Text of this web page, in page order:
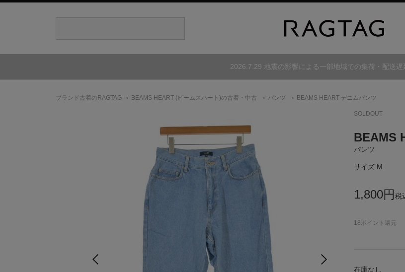
2026.7.29 地震の影響による一部地域での集荷・配送遅
ブランド古着のRAGTAG BEAMS HEART (ビームスハート)の古着・中古 パンツ BEAMS HEART デニムパンツ
SOLDOUT
BEAMS
パンツ
サイズ:M
1,800円税
18ポイント還元
在庫なし